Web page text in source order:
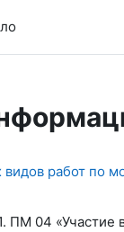
работ по
04 «Участие